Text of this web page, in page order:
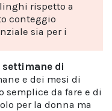
rispetto a
conteggio
sia per i
di
e dei mesi di
semplice da fare e di
per la donna ma